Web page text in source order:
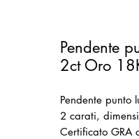
Pendente
2ct Oro
Pendente punto
2 carati,
Certificato GRA